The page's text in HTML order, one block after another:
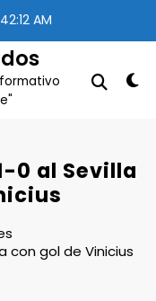
AM
0 al Sevilla
con gol de Vinicius